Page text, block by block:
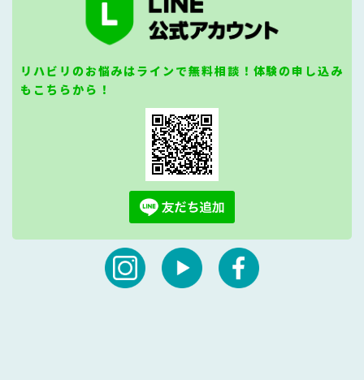
リハビリのお悩みはラインで無料相談！体験の申し込み
もこちらから！